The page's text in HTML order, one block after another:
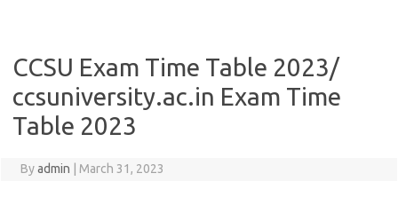
CCSU Exam Time Table 2023/
ccsuniversity.ac.in Exam Time
Table 2023
Byadmin March 31, 2023